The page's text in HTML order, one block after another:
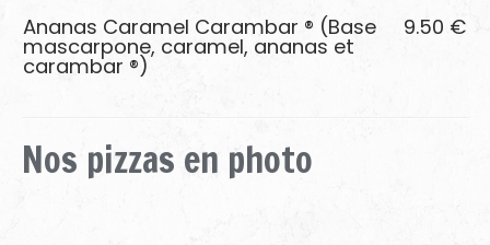
Ananas Caramel Carambar ® (Base
mascarpone, caramel, ananas et
carambar ®)
9.50 €
Nos pizzas en photo